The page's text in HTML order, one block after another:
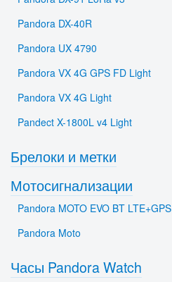
Pandora DX-40R
Pandora UX 4790
Pandora VX 4G GPS FD Light
Pandora VX 4G Light
Pandect X-1800L v4 Light
Брелоки и метки
Мотосигнализации
Pandora MOTO EVO BT LTE+GPS
Pandora Moto
Часы Pandora Watch